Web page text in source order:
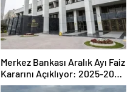
Merkez Bankası Aralık Ayı Faiz
Kararını Açıklıyor: 2025-2026
Takvimi